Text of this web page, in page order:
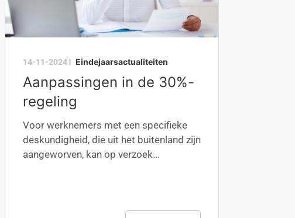
14-11-2024| Eindejaarsactualiteiten
Aanpassingen in de 30%-
regeling
Voor werknemers met een specifieke
deskundigheid, die uit het buitenland zijn
aangeworven, kan op verzoek...